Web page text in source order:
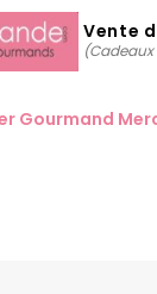
Vente
(Cadeaux
Gourmand